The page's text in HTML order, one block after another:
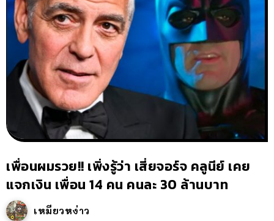
เพื่อนผมรวย!! เพิ่งรู้ว่า เสี่ยจอร์จ คลูนีย์ เคย
แจกเงิน เพื่อน 14 คน คนละ 30 ล้านบาท
เหมียวหง่าว